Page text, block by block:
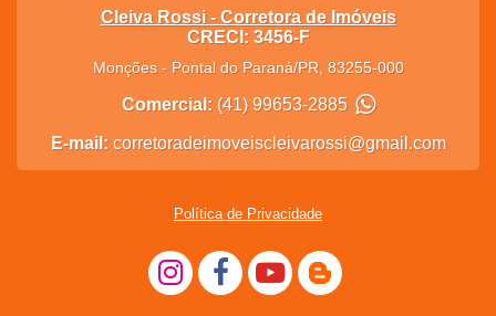
Cleiva Rossi - Corretora de Imóveis
CRECI: 3456-F
Monções- Pontal do Paraná/PR, 83255-000
Comercial: (41) 99653-2885
E-mail: corretoradeimoveiscleivarossi@gmail.com
Política de Privacidade